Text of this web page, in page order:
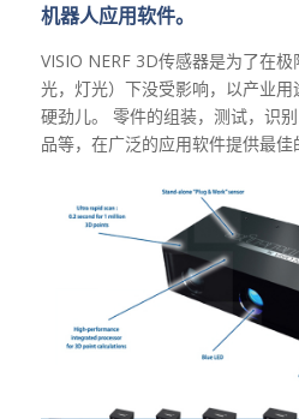
机器人应用软件。
VISIO NERF 3D传感器是为了在
光，灯光）下没受影响，以产业用
硬劲儿。 零件的组装，测试，识
品等，在广泛的应用软件提供最佳